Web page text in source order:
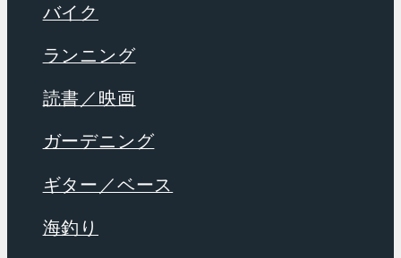
バイク
ランニング
読書／映画
ガーデニング
ギター／ベース
海釣り